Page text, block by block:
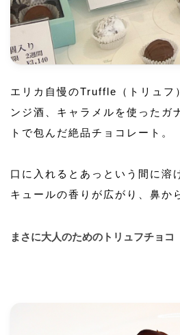
エリカ自慢のTruffle（トリュフ
ンジ酒、キャラメルを使ったガ
トで包んだ絶品チョコレート。
口に入れるとあっという間に溶
キュールの香りが広がり、鼻か
まさに大人のためのトリュフチョコ